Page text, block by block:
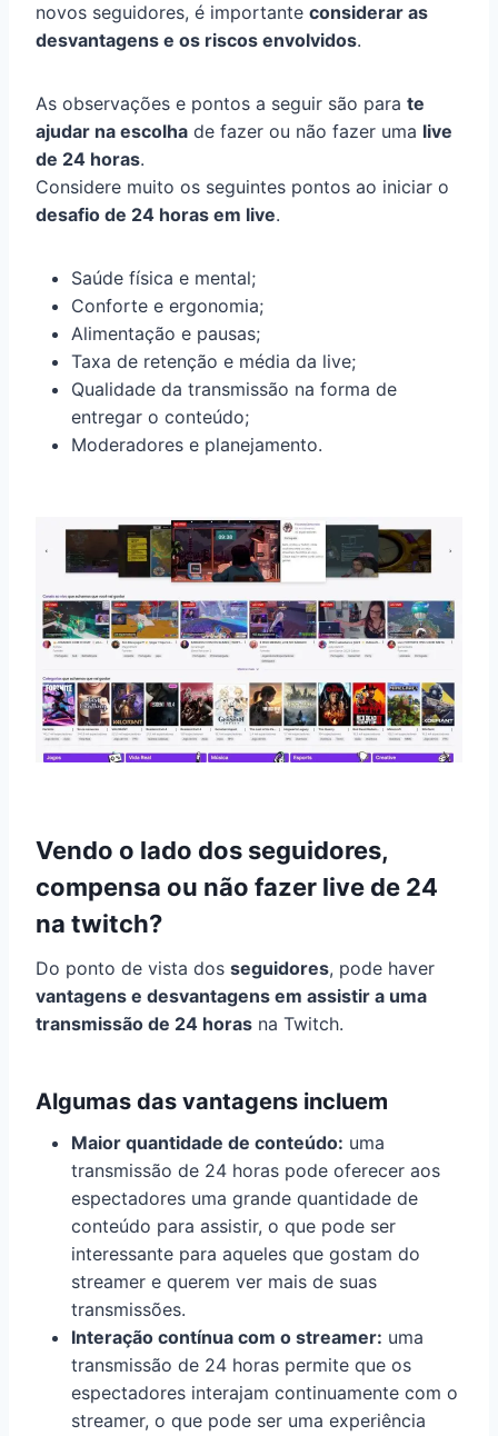
novos seguidores, é importante considerar as
desvantagens e os riscos envolvidos.
As observações e pontos a seguir são para te
ajudar na escolha de fazer ou não fazer uma live
de 24 horas.
Considere muito os seguintes pontos ao iniciar o
desafio de 24 horas em live.
Saúde física e mental;
Conforte e ergonomia;
Alimentação e pausas;
Taxa de retenção e média da live;
Qualidade da transmissão na forma de
entregar o conteúdo;
Moderadores e planejamento.
Vendo o lado dos seguidores,
compensa ou não fazer live de 24
na twitch?
Do ponto de vista dos seguidores, pode haver
vantagens e desvantagens em assistir a uma
transmissão de 24 horas na Twitch.
Algumas das vantagens incluem
Maior quantidade de conteúdo: uma
transmissão de 24 horas pode oferecer aos
espectadores uma grande quantidade de
conteúdo para assistir, o que pode ser
interessante para aqueles que gostam do
streamer e querem ver mais de suas
transmissões.
Interação contínua com o streamer: uma
transmissão de 24 horas permite que os
espectadores interajam continuamente com o
streamer, o que pode ser uma experiência